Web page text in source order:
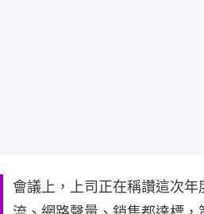
會議上，上司正在稱讚這次